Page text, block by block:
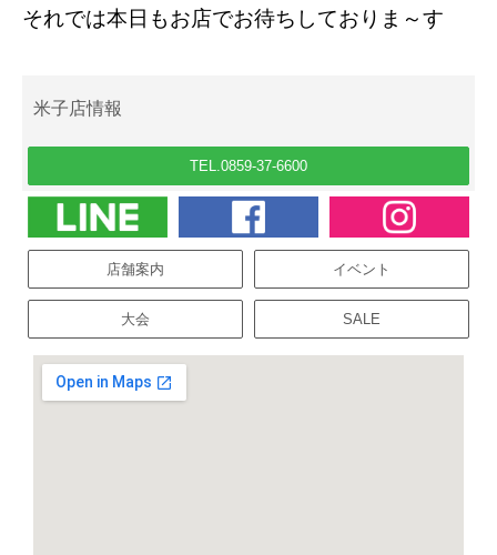
それでは本日もお店でお待ちしておりま～す
米子店情報
TEL.0859-37-6600
店舗案内 イベント
大会 SALE